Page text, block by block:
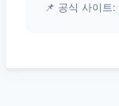
📌 공식 사이트: